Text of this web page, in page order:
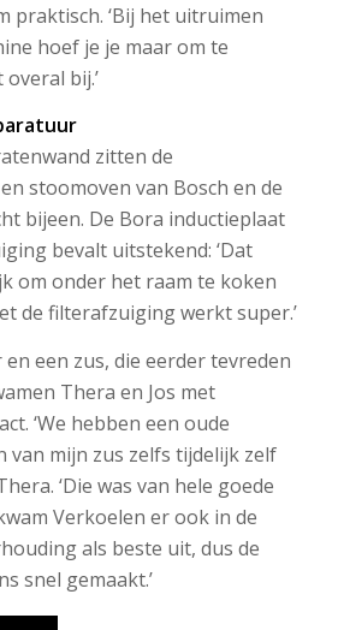
praktisch. ‘Bij het uitruimen
hoef je je maar om te
bij.’
zitten de
stoomoven van Bosch en de
bijeen. De Bora inductieplaat
bevalt uitstekend: ‘Dat
om onder het raam te koken
de filterafzuiging werkt super.’
een zus, die eerder tevreden
Thera en Jos met
‘We hebben een oude
van mijn zus zelfs tijdelijk zelf
‘Die was van hele goede
Verkoelen er ook in de
als beste uit, dus de
snel gemaakt.’